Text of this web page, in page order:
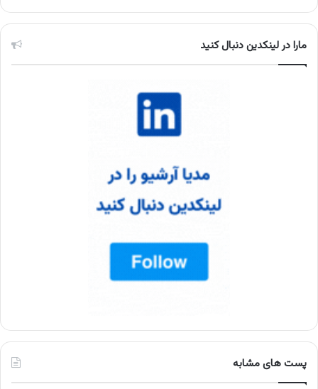
مارا در لینکدین دنبال کنید
پست های مشابه